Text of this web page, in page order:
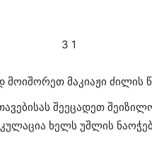
მაკიაჟი ძილის
შეეცადეთ
ხელს უშლის